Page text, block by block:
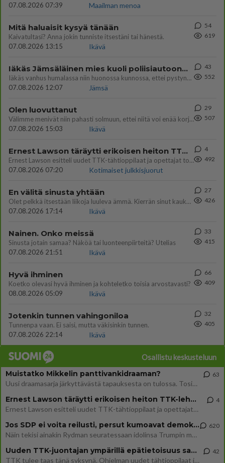
07.08.2026 07:39
Maailman menoa
Mitä haluaisit kysyä tänään
Kaivatultasi? Anna jokin tunniste itsestäni tai hänestä.
07.08.2026 13:15
Ikävä
54
619
Iäkäs Jämsäläinen mies kuoli poliisiautoon matkalla Jyväskylän putkaan
Iäkäs vanhus humalassa niin huonossa kunnossa, ettei pystynyt huolehtimaan itsestään niin ainoa apu sillä hetkellä oli
07.08.2026 12:07
Jämsä
43
552
Olen luovuttanut
Välimme menivät niin pahasti solmuun, ettei niitä voi enää korjata. On aika jatkaa elämässä eteenpäin. Toivon sulle kaik
07.08.2026 15:03
Ikävä
29
507
Ernest Lawson täräytti erikoisen heiton TTK-lehdistötilaisuudessa: " Onko tässä tarkoituksena...?"
Ernest Lawson esitteli uudet TTK-tähtioppilaat ja opettajat torstaina 6.8. lehdistölle. Tulevalla kaudella on yksi hausk
07.08.2026 07:20
Kotimaiset julkkisjuorut
4
492
En välitä sinusta yhtään
Olet pelkkä itsestään liikoja luuleva ämmä. Kierrän sinut kaukaa nyt ja aina. Olit mulle pelkkä lelu vaan.
07.08.2026 17:14
Ikävä
27
426
Nainen. Onko meissä
Sinusta jotain samaa? Näköä tai luonteenpiirteitä? Utelias
07.08.2026 21:51
Ikävä
33
415
Hyvä ihminen
Koetko olevasi hyvä ihminen ja kohteletko toisia arvostavasti?
08.08.2026 05:09
Ikävä
66
409
Jotenkin tunnen vahingoniloa
Tunnenpa vaan. Ei saisi, mutta väkisinkin tunnen.
07.08.2026 22:14
Ikävä
32
405
Osallistu keskusteluun
Muistatko Mikkelin panttivankidraaman?
Uusi draamasarja järkyttävästä tapauksesta on tulossa. Tositapahtumiin perustuva sarja ammentaa vuoden 1986 Mikkelin pan
63
Ernest Lawson täräytti erikoisen heiton TTK-lehdistötilaisuudessa: " Onko tässä tarkoituksena...?"
Ernest Lawson esitteli uudet TTK-tähtioppilaat ja opettajat torstaina 6.8. lehdistölle. Tulevalla kaudella on yksi hausk
4
Jos SDP ei voita reilusti, persut kumoavat demokratian Suomesta
Näin tekisi ainakin Rydman seuratessaan idolinsa Trumpin mallia https://www.is.fi/politiikka/art-2000012187244.html
620
Uuden TTK-juontajan ympärillä epätietoisuus sakenee - Nyt MTV hämmentää soppaa
TTK tulee taas tänä syksynä. Ohjelman uudet tähtioppilaat julkistetaan torstaina 6. elokuuta klo 14 alkavassa lehdistö
42